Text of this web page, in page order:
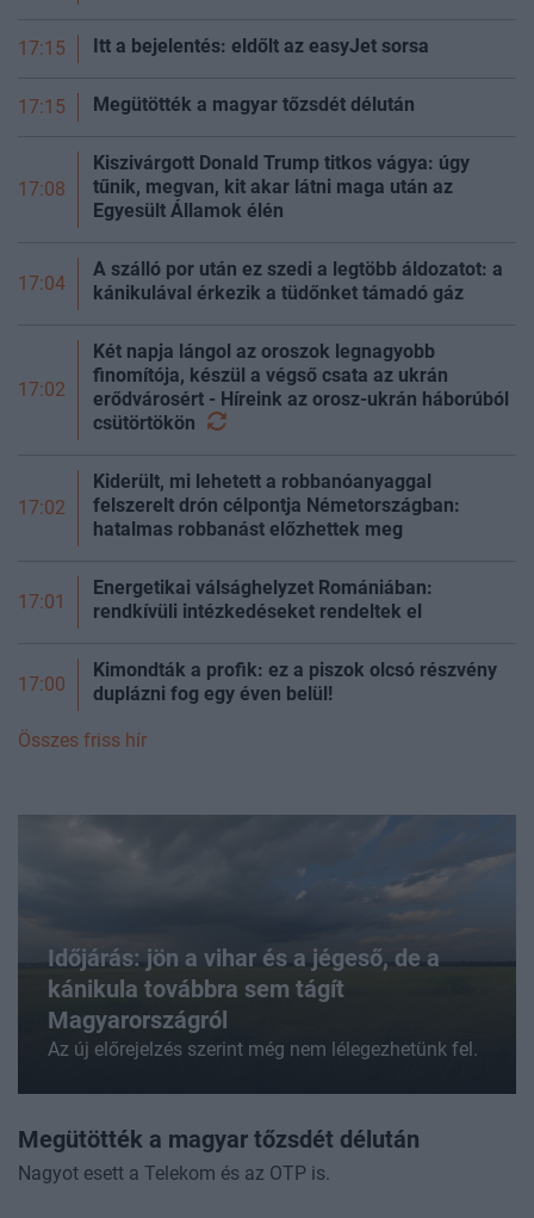
17:15 Itt a bejelentés: eldőlt az easyJet sorsa
17:15 Megütötték a magyar tőzsdét délután
17:08
Kiszivárgott Donald Trump titkos vágya: úgy
tűnik, megvan, kit akar látni maga után az
Egyesült Államok élén
17:04
A szálló por után ez szedi a legtöbb áldozatot: a
kánikulával érkezik a tüdőnket támadó gáz
17:02
Két napja lángol az oroszok legnagyobb
finomítója, készül a végső csata az ukrán
erődvárosért - Híreink az orosz-ukrán háborúból
csütörtökön
17:02
Kiderült, mi lehetett a robbanóanyaggal
felszerelt drón célpontja Németországban:
hatalmas robbanást előzhettek meg
17:01
Energetikai válsághelyzet Romániában:
rendkívüli intézkedéseket rendeltek el
17:00
Kimondták a profik: ez a piszok olcsó részvény
duplázni fog egy éven belül!
Összes friss hír
Időjárás: jön a vihar és a jégeső, de a
kánikula továbbra sem tágít
Magyarországról
Az új előrejelzés szerint még nem lélegezhetünk fel.
Megütötték a magyar tőzsdét délután
Nagyot esett a Telekom és az OTP is.